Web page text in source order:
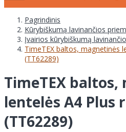
Pagrindinis
Kūrybiškumą lavinančios
Įvairios kūrybiškumą
TimeTEX baltos, magnetinės
(TT62289)
TimeTEX
lentelės A4 Plus
(TT62289)